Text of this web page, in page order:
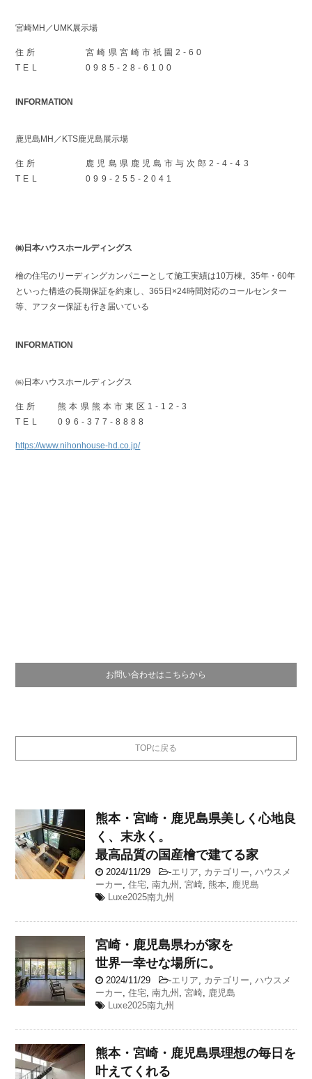
宮崎MH／UMK展示場
住所
宮崎県宮崎市祇園2-60
TEL
0985-28-6100
INFORMATION
鹿児島MH／KTS鹿児島展示場
住所
鹿児島県鹿児島市与次郎2-4-43
TEL
099-255-2041
㈱日本ハウスホールディングス
檜の住宅のリーディングカンパニーとして施工実績は10万棟。35年・60年
といった構造の長期保証を約束し、365日×24時間対応のコールセンター
等、アフター保証も行き届いている
INFORMATION
㈱日本ハウスホールディングス
住所
熊本県熊本市東区1-12-3
TEL
096-377-8888
https://www.nihonhouse-hd.co.jp/
お問い合わせはこちらから
TOPに戻る
熊本・宮崎・鹿児島県美しく心地良
く、末永く。
最高品質の国産檜で建てる家
2024/11/29 -エリア カテゴリー ,ハウスメ
ーカー ,住宅 ,南九州 ,宮崎 熊本
鹿児島
Luxe2025南九州
宮崎・鹿児島県わが家を
世界一幸せな場所に。
2024/11/29 -エリア カテゴリー ,ハウスメ
ーカー ,住宅 ,南九州 ,宮崎
鹿児島
Luxe2025南九州
熊本・宮崎・鹿児島県理想の毎日を
叶えてくれる